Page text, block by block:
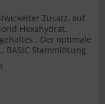
Zusatz, auf
Hexahydrat.
. Der optimale
Stammlösung